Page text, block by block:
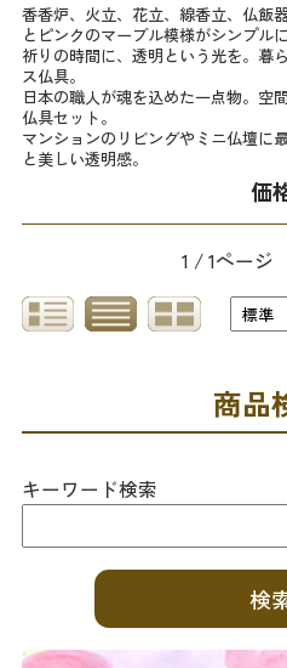
香香炉、火立、花立、線香立、仏飯
とピンクのマーブル模様がシンプル
祈りの時間に、透明という光を。暮
ス仏具。
日本の職人が魂を込めた一点物。空
仏具セット。
マンションのリビングやミニ仏壇に
と美しい透明感。
価
1 / 1ページ
商品
キーワード検索